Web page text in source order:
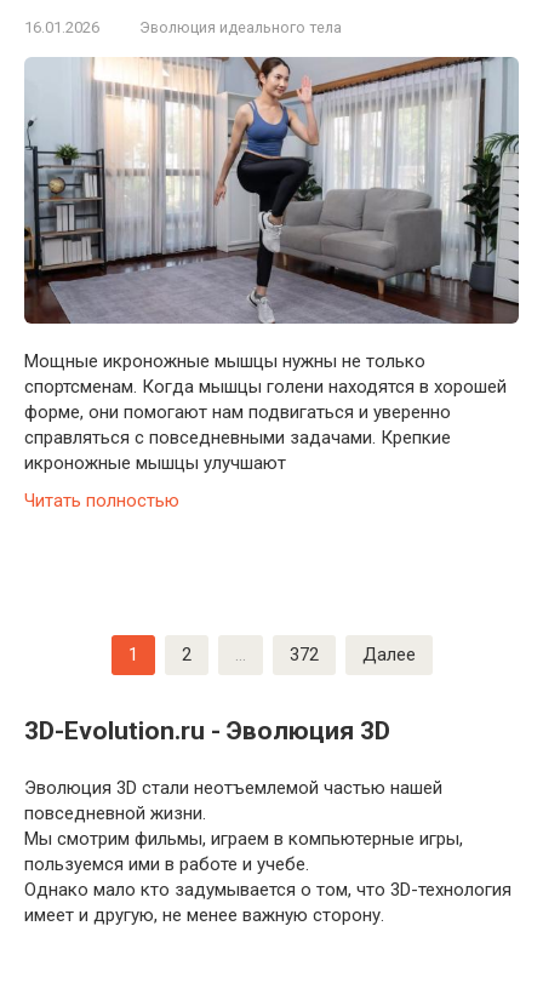
16.01.2026 Эволюция идеального тела
Мощные икроножные мышцы нужны не только
спортсменам. Когда мышцы голени находятся в хорошей
форме, они помогают нам подвигаться и уверенно
справляться с повседневными задачами. Крепкие
икроножные мышцы улучшают
Читать полностью
1 2 … 372 Далее
3D-Evolution.ru - Эволюция 3D
Эволюция 3D стали неотъемлемой частью нашей
повседневной жизни.
Мы смотрим фильмы, играем в компьютерные игры,
пользуемся ими в работе и учебе.
Однако мало кто задумывается о том, что 3D-технология
имеет и другую, не менее важную сторону.